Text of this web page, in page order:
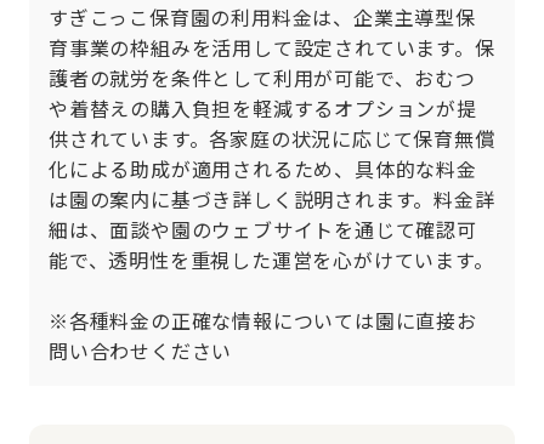
すぎこっこ保育園の利用料金は、企業主導型保
育事業の枠組みを活用して設定されています。保
護者の就労を条件として利用が可能で、おむつ
や着替えの購入負担を軽減するオプションが提
供されています。各家庭の状況に応じて保育無償
化による助成が適用されるため、具体的な料金
は園の案内に基づき詳しく説明されます。料金詳
細は、面談や園のウェブサイトを通じて確認可
能で、透明性を重視した運営を心がけています。
※各種料金の正確な情報については園に直接お
問い合わせください